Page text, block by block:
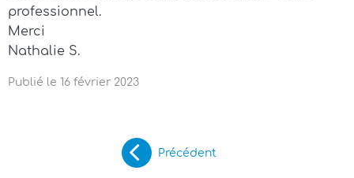
professionnel.
Merci
Nathalie S.
Publié le 16 février 2023
Précédent